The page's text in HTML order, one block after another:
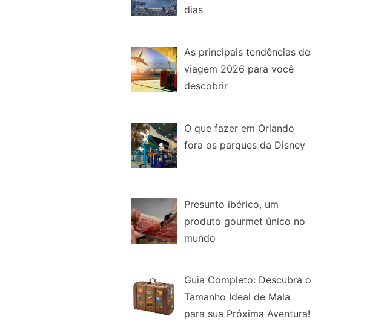
dias
As principais tendências de
viagem 2026 para você
descobrir
O que fazer em Orlando
fora os parques da Disney
Presunto ibérico, um
produto gourmet único no
mundo
Guia Completo: Descubra o
Tamanho Ideal de Mala
para sua Próxima Aventura!